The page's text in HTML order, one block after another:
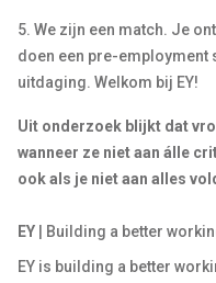
5. We zijn een match. Je
doen een pre-employment
uitdaging. Welkom bij EY!
Uit onderzoek blijkt dat
wanneer ze niet aan álle
ook als je niet aan alles
EY
| Building a better
EY is building a better